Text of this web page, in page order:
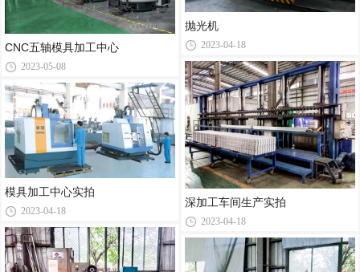
CNC五轴模具加工中心
2023-05-08
模具加工中心实拍
2023-04-18
抛光机
2023-04-18
深加工车间生产实拍
2023-04-18